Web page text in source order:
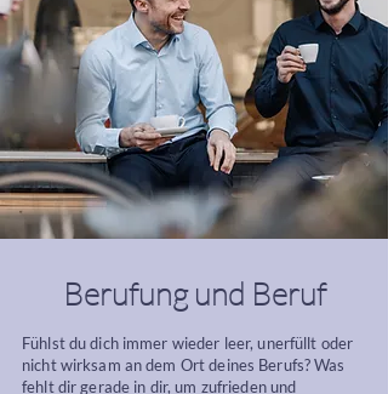
Berufung und Beruf
Fühlst du dich immer wieder leer, unerfüllt oder
nicht wirksam an dem Ort deines Berufs? Was
fehlt dir gerade in dir, um zufrieden und